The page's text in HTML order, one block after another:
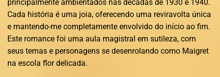
principalmente ambientados nas décadas de 1930 e 1940.
Cada história é uma joia, oferecendo uma reviravolta única
e mantendo-me completamente envolvido do início ao fim.
Este romance foi uma aula magistral em sutileza, com
seus temas e personagens se desenrolando como Maigret
na escola flor delicada.